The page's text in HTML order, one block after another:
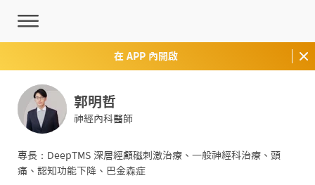
在 APP 內開啟
郭明哲
神經內科醫師
專長：DeepTMS 深層經顱磁刺激治療、一般神經科治療、頭
痛、認知功能下降、巴金森症